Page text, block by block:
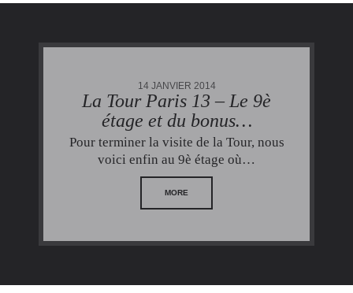
14 JANVIER 2014
La Tour Paris 13 – Le 9è
étage et du bonus…
Pour terminer la visite de la Tour, nous
voici enfin au 9è étage où…
MORE